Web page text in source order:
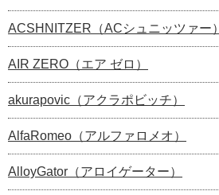
ACSHNITZER（ACシュニッツァー）
AIR ZERO（エア ゼロ）
akurapovic（アクラポビッチ）
AlfaRomeo（アルファロメオ）
AlloyGator（アロイゲーター）